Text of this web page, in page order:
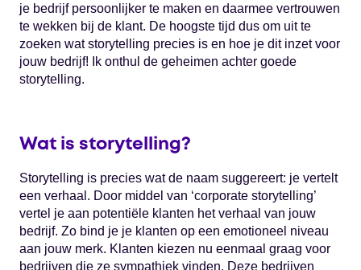
je bedrijf persoonlijker te maken en daarmee vertrouwen
te wekken bij de klant. De hoogste tijd dus om uit te
zoeken wat storytelling precies is en hoe je dit inzet voor
jouw bedrijf! Ik onthul de geheimen achter goede
storytelling.
Wat is storytelling?
Storytelling is precies wat de naam suggereert: je vertelt
een verhaal. Door middel van ‘corporate storytelling’
vertel je aan potentiële klanten het verhaal van jouw
bedrijf. Zo bind je je klanten op een emotioneel niveau
aan jouw merk. Klanten kiezen nu eenmaal graag voor
bedrijven die ze sympathiek vinden. Deze bedrijven